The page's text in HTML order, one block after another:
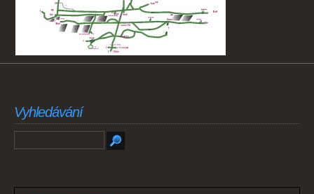
Vyhledávání